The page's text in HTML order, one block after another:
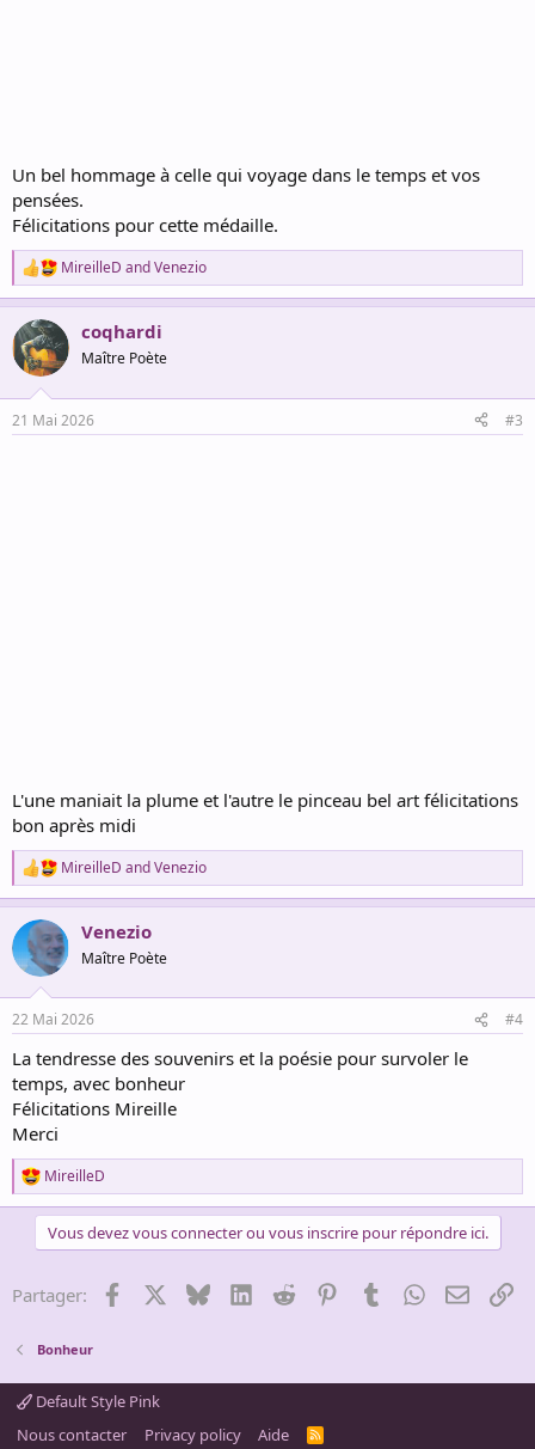
Un bel hommage à celle qui voyage dans le temps et vos
pensées.
Félicitations pour cette médaille.
R
e
a
c
t
i
s
MireilleD andVenezio
coqhardi
Maître Poète
21 Mai 2026 #3
L'une maniait la plume et l'autre le pinceau bel art félicitations
bon après midi
R
e
a
c
t
i
s
MireilleD andVenezio
Venezio
Maître Poète
22 Mai 2026 #4
La tendresse des souvenirs et la poésie pour survoler le
temps, avec bonheur
Félicitations Mireille
Merci
R
e
o
:
MireilleD
Vous devez vous connecter ou vous inscrire pour répondre ici.
Partager: Facebook BlueskyLinkedInReddit PinterestTumblrWhatsApp
Email
Bonheur
Default Style Pink
Nous contacter
Privacy policy Aide
R